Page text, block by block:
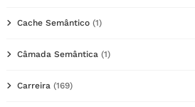
Cache Semântico (1)
Câmada Semântica (1)
Carreira (169)